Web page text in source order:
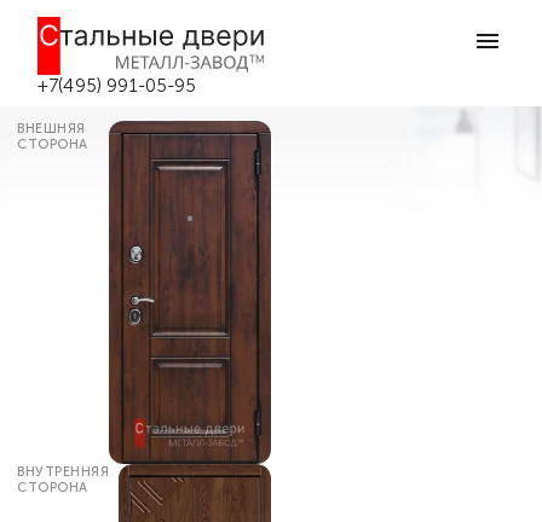
+7(495) 991-05-95
Входная дверь с рисунком MDF
№312 в Москве
ВНЕШНЯЯ
СТОРОНА
ВНУТРЕННЯЯ
СТОРОНА